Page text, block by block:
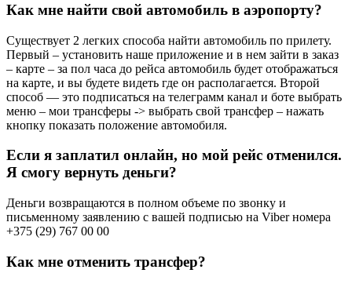
Как мне найти свой автомобиль в аэропорту?
Существует 2 легких способа найти автомобиль по прилету.
Первый – установить наше приложение и в нем зайти в заказ
– карте – за пол часа до рейса автомобиль будет отображаться
на карте, и вы будете видеть где он располагается. Второй
способ — это подписаться на телеграмм канал и боте выбрать
меню – мои трансферы -> выбрать свой трансфер – нажать
кнопку показать положение автомобиля.
Если я заплатил онлайн, но мой рейс отменился.
Я смогу вернуть деньги?
Деньги возвращаются в полном объеме по звонку и
письменному заявлению с вашей подписью на Viber номера
+375 (29) 767 00 00
Как мне отменить трансфер?